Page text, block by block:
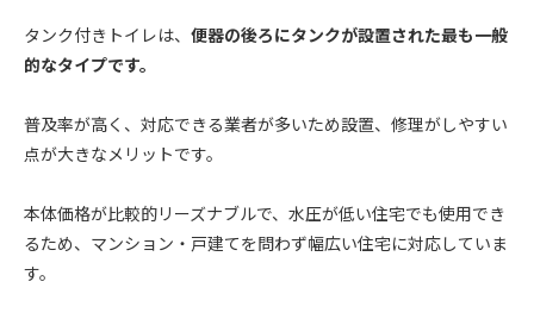
タンク付きトイレは、 便器の後ろにタンクが設置された最も一般
的なタイプです。
普及率が高く、対応できる業者が多いため設置、修理がしやすい
点が大きなメリットです。
本体価格が比較的リーズナブルで、水圧が低い住宅でも使用でき
るため、マンション・戸建てを問わず幅広い住宅に対応していま
す。